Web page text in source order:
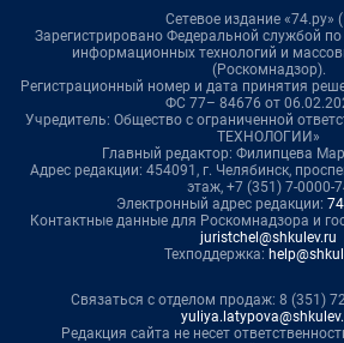
Сетевое издание «74.ру»
Зарегистрировано Федеральной службой по
информационных технологий и
(Роскомнадзор).
Регистрационный номер и дата принятия
ФС 77– 84676 от
Учредитель: Общество с ограниченной
ТЕХНОЛОГИИ»
Главный редактор: Филипцева
Адрес редакции: 454091, г. Челябинск,
этаж, +7 (351) 7-0000-
Электронный адрес редакции:
Контактные данные для Роскомнадзора и
juristchel@shkulev.ru
Техподдержка:
Связаться с отделом продаж: 8 (351)
Редакция сайта не несет